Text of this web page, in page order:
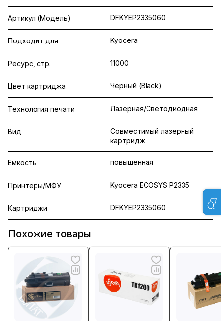
Артикул (Модель) DFKYEP2335060
Подходит для Kyocera
Ресурс, стр. 11000
Цвет картриджа Черный (Black)
Технология печати Лазерная/Светодиодная
Вид
Совместимый лазерный
картридж
Емкость повышенная
Принтеры/МФУ Kyocera ECOSYS P2335
Картриджи DFKYEP2335060
Похожие товары